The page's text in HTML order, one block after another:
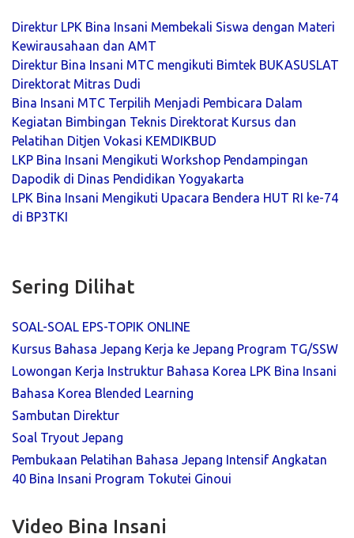
Direktur LPK Bina Insani Membekali Siswa dengan Materi
Kewirausahaan dan AMT
Direktur Bina Insani MTC mengikuti Bimtek BUKASUSLAT
Direktorat Mitras Dudi
Bina Insani MTC Terpilih Menjadi Pembicara Dalam
Kegiatan Bimbingan Teknis Direktorat Kursus dan
Pelatihan Ditjen Vokasi KEMDIKBUD
LKP Bina Insani Mengikuti Workshop Pendampingan
Dapodik di Dinas Pendidikan Yogyakarta
LPK Bina Insani Mengikuti Upacara Bendera HUT RI ke-74
di BP3TKI
Sering Dilihat
SOAL-SOAL EPS-TOPIK ONLINE
Kursus Bahasa Jepang Kerja ke Jepang Program TG/SSW
Lowongan Kerja Instruktur Bahasa Korea LPK Bina Insani
Bahasa Korea Blended Learning
Sambutan Direktur
Soal Tryout Jepang
Pembukaan Pelatihan Bahasa Jepang Intensif Angkatan
40 Bina Insani Program Tokutei Ginoui
Video Bina Insani